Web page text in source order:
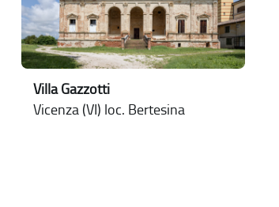
Villa Gazzotti
Vicenza (VI) loc. Bertesina